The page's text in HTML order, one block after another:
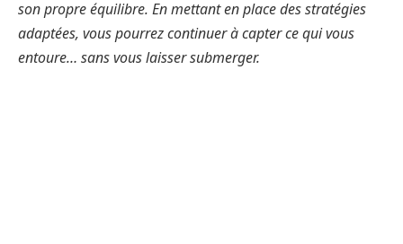
son propre équilibre. En mettant en place des stratégies
adaptées, vous pourrez continuer à capter ce qui vous
entoure… sans vous laisser submerger.